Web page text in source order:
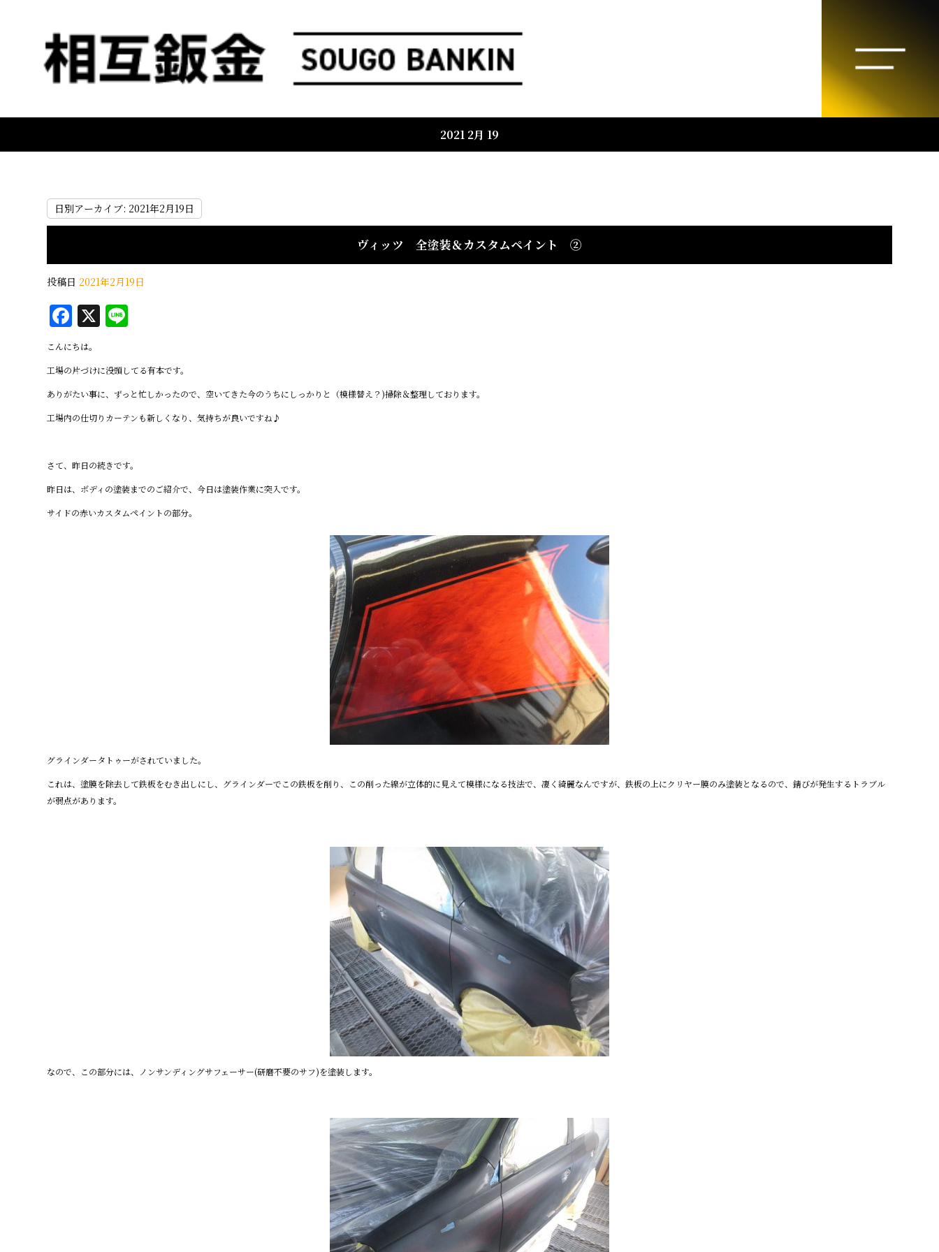
2021 2月 19
日別アーカイブ: 2021年2月19日
ヴィッツ 全塗装＆カスタムペイント ②
投稿日 2021年2月19日
F
a
c
e
b
o
k
X
e
こんにちは。
工場の片づけに没頭してる有本です。
ありがたい事に、ずっと忙しかったので、空いてきた今のうちにしっかりと（模様替え？)掃除＆整理しております。
工場内の仕切りカーテンも新しくなり、気持ちが良いですね♪
さて、昨日の続きです。
昨日は、ボディの塗装までのご紹介で、今日は塗装作業に突入です。
サイドの赤いカスタムペイントの部分。
グラインダータトゥーがされていました。
これは、塗膜を除去して鉄板をむき出しにし、グラインダーでこの鉄板を削り、この削った線が立体的に見えて模様になる技法で、凄く綺麗なんですが、鉄板の上にクリヤー膜のみ塗装となるので、錆びが発生するトラブル
が弱点があります。
なので、この部分には、ノンサンディングサフェーサー(研磨不要のサフ)を塗装します。